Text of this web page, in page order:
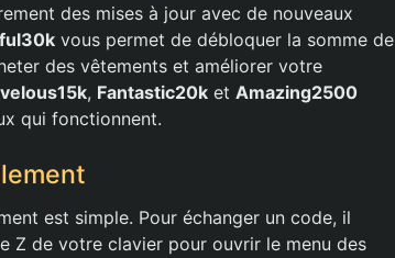
des mises à jour avec de nouveaux
vous permet de débloquer la somme de
des vêtements et améliorer votre
, Fantastic20k et Amazing2500
qui fonctionnent.
est simple. Pour échanger un code, il
Z de votre clavier pour ouvrir le menu des